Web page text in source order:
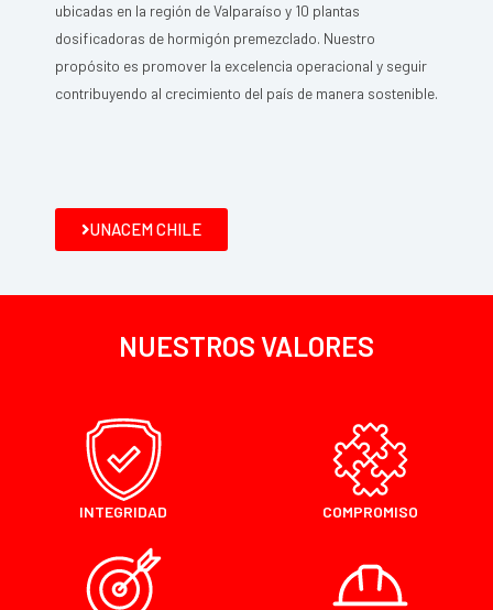
ubicadas en la región de Valparaíso y 10 plantas
dosificadoras de hormigón premezclado. Nuestro
propósito es promover la excelencia operacional y seguir
contribuyendo al crecimiento del país de manera sostenible.
UNACEM CHILE
NUESTROS VALORES
INTEGRIDAD COMPROMISO